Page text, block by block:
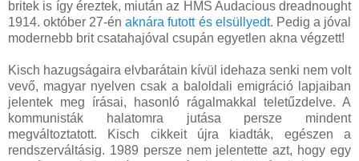
britek is így éreztek, miután az HMS Audacious dreadnought
1914. október 27-énaknára futott és elsüllyedt. Pedig a jóval
modernebb brit csatahajóval csupán egyetlen akna végzett!
Kisch hazugságaira elvbarátain kívül idehaza senki nem volt
vevő, magyar nyelven csak a baloldali emigráció lapjaiban
jelentek meg írásai, hasonló rágalmakkal teletűzdelve. A
kommunisták halatomra jutása persze mindent
megváltoztatott. Kisch cikkeit újra kiadták, egészen a
rendszerváltásig. 1989 persze nem jelentette azt, hogy egy